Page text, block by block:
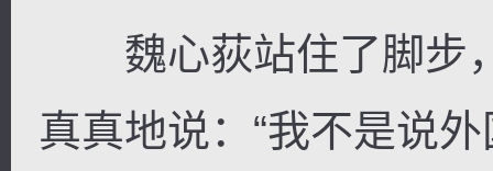
魏心荻站住了脚步
真真地说：“我不是说